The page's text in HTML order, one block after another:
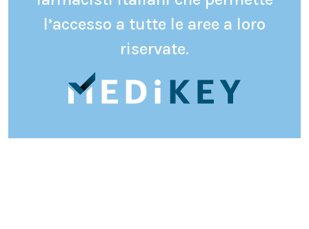
l’accesso a tutte le aree a loro
riservate.